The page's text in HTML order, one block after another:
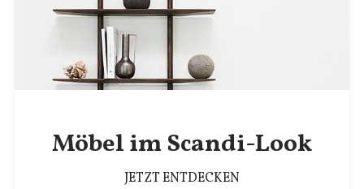
Möbel im Scandi-Look
JETZT ENTDECKEN